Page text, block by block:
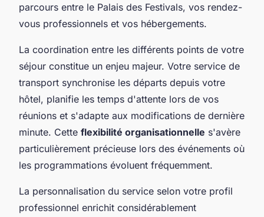
parcours entre le Palais des Festivals, vos rendez-
vous professionnels et vos hébergements.
La coordination entre les différents points de votre
séjour constitue un enjeu majeur. Votre service de
transport synchronise les départs depuis votre
hôtel, planifie les temps d'attente lors de vos
réunions et s'adapte aux modifications de dernière
minute. Cette flexibilité organisationnelle s'avère
particulièrement précieuse lors des événements où
les programmations évoluent fréquemment.
La personnalisation du service selon votre profil
professionnel enrichit considérablement